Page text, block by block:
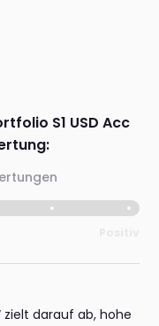
S1 USD Acc
zielt darauf ab, hohe